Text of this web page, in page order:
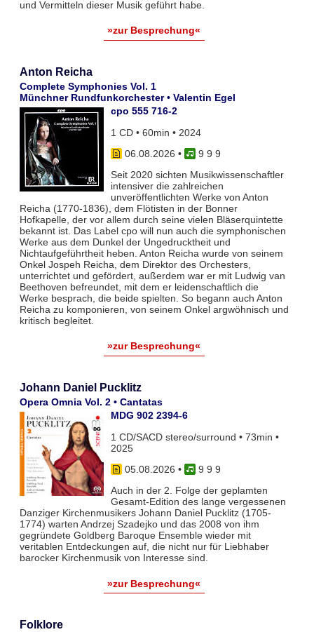
und Vermitteln dieser Musik geführt habe.
»zur Besprechung«
Anton Reicha
Complete Symphonies Vol. 1
Münchner Rundfunkorchester • Valentin Egel
cpo 555 716-2
1 CD • 60min • 2024
06.08.2026 •
9 9 9
Seit 2020 sichten Musikwissenschaftler
intensiver die zahlreichen
unveröffentlichten Werke von Anton
Reicha (1770-1836), dem Flötisten in der Bonner
Hofkapelle, der vor allem durch seine vielen Bläserquintette
bekannt ist. Das Label cpo will nun auch die symphonischen
Werke aus dem Dunkel der Ungedrucktheit und
Nichtaufgeführtheit heben. Anton Reicha wurde von seinem
Onkel Jospeh Reicha, dem Direktor des Orchesters,
unterrichtet und gefördert, außerdem war er mit Ludwig van
Beethoven befreundet, mit dem er leidenschaftlich die
Werke besprach, die beide spielten. So begann auch Anton
Reicha zu komponieren, von seinem Onkel argwöhnisch und
kritisch begleitet.
»zur Besprechung«
Johann Daniel Pucklitz
Opera Omnia Vol. 2 • Cantatas
MDG 902 2394-6
1 CD/SACD stereo/surround • 73min •
2025
05.08.2026 •
9 9 9
Auch in der 2. Folge der geplamten
Gesamt-Edition des lange vergessenen
Danziger Kirchenmusikers Johann Daniel Pucklitz (1705-
1774) warten Andrzej Szadejko und das 2008 von ihm
gegründete Goldberg Baroque Ensemble wieder mit
veritablen Entdeckungen auf, die nicht nur für Liebhaber
barocker Kirchenmusik von Interesse sind.
»zur Besprechung«
Folklore